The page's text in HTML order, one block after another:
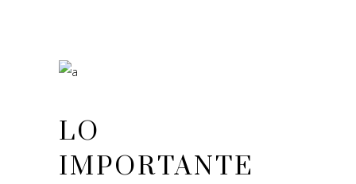
LO
IMPORTANTE